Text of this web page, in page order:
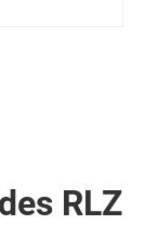
RLZ